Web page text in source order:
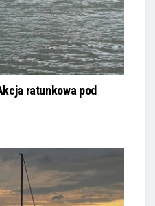
ratunkowa pod